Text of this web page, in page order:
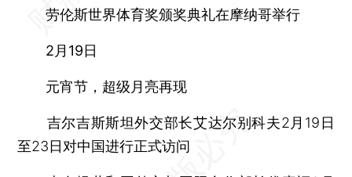
劳伦斯世界体育奖颁奖典礼在摩纳哥举行
2月19日
元宵节，超级月亮再现
吉尔吉斯斯坦外交部长艾达尔别科夫2月19日
至23日对中国进行正式访问